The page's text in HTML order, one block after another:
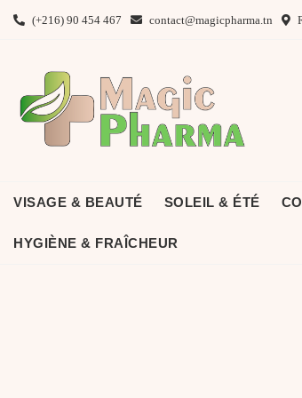
(+216) 90 454 467 contact@magicpharma.tn
VISAGE & BEAUTÉ SOLEIL & ÉTÉ
HYGIÈNE & FRAÎCHEUR